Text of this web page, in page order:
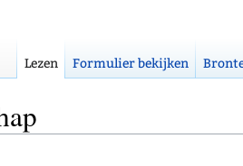
Lezen Formulier bekijken